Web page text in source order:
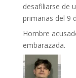
desafiliarse de
primarias del 9
Hombre
embarazada.